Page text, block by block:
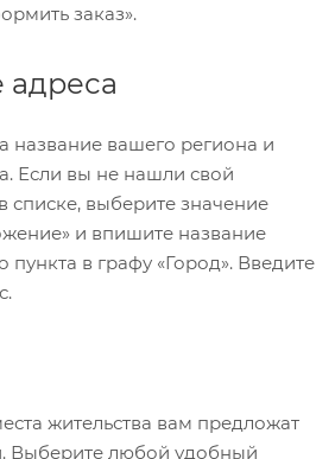
заказ».
адреса
название вашего региона и
Если вы не нашли свой
списке, выберите значение
и впишите название
пункта в графу «Город». Введите
жительства вам предложат
Выберите любой удобный